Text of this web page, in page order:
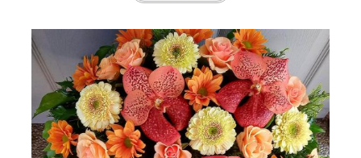
van.
A
változatok
a
termékoldalon
választhatók
ki